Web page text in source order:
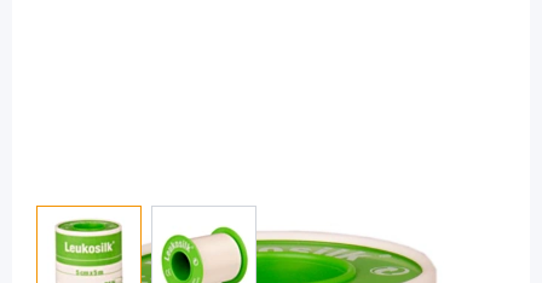
View larger imageView larger image